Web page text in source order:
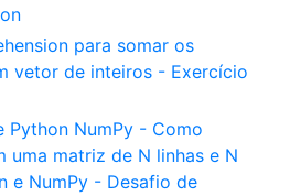
para somar os
vetor de inteiros - Exercício
Python NumPy - Como
uma matriz de N linhas e N
e NumPy - Desafio de